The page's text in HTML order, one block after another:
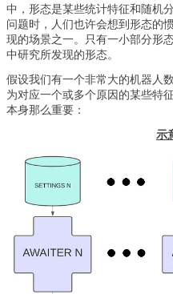
中，形态是某些统计特征和随机
问题时，人们也许会想到形态的
现的场景之一。只有一小部分形
中研究所发现的形态。
假设我们有一个非常大的机器人
为对应一个或多个原因的某些特
本身那么重要：
示